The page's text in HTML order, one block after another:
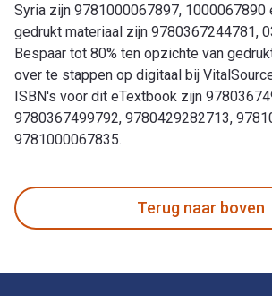
Syria zijn 9781000067897, 1000067890
gedrukt materiaal zijn 9780367244781,
Bespaar tot 80% ten opzichte van
over te stappen op digitaal bij
ISBN's voor dit eTextbook zijn
9780367499792, 9780429282713,
9781000067835.
Terug naar boven